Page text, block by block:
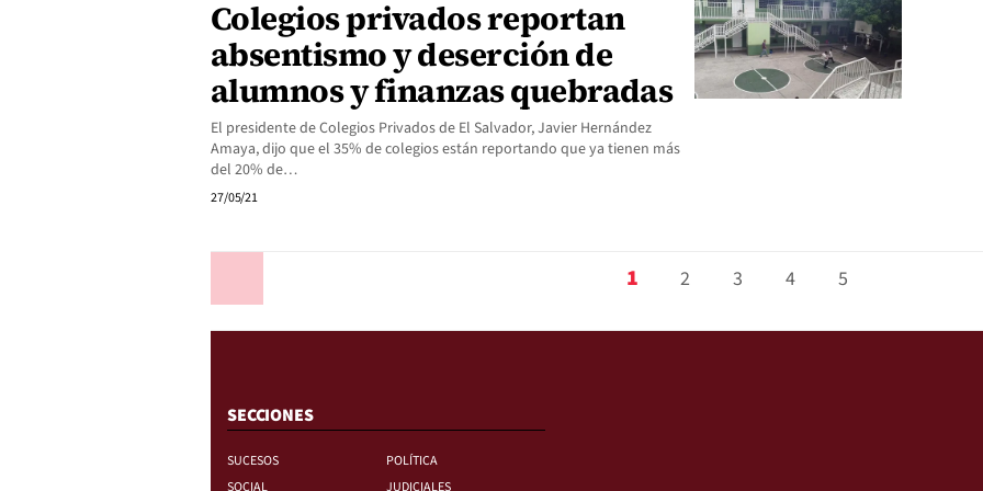
Colegios privados reportan
absentismo y deserción de
alumnos y finanzas quebradas
El presidente de Colegios Privados de El Salvador, Javier Hernández
Amaya, dijo que el 35% de colegios están reportando que ya tienen más
del 20% de…
27/05/21
1 2 3 4 5
SECCIONES
SUCESOS
POLÍTICA
SOCIAL
JUDICIALES